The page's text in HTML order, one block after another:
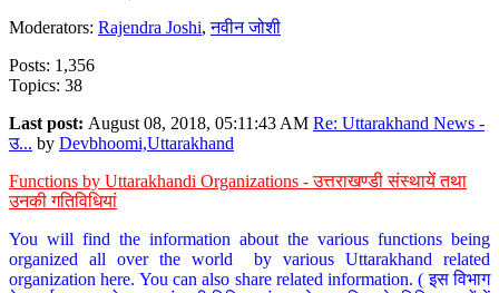
Moderators: Rajendra Joshi,नवीन जोशी
Posts: 1,356
Topics: 38
Last post: August 08, 2018, 05:11:43 AM Re: Uttarakhand News -
उ... by Devbhoomi,Uttarakhand
Functions by Uttarakhandi Organizations - उत्तराखण्डी संस्थायें तथा
उनकी गतिविधियां
You will find the information about the various functions being
organized all over the world by various Uttarakhand related
organization here. You can also share related information. ( इस विभाग